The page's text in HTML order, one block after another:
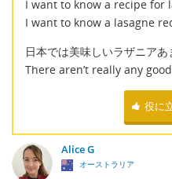
I want to know a recipe for
I want to know a lasagne
日本では美味しいラザニア
There aren’t really any
役に
Alice G
オーストラリア